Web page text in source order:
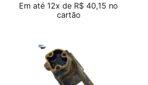
Em até 12x de R$ 40,15 no
cartão